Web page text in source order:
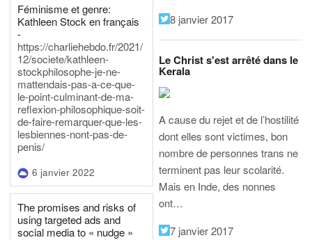
Féminisme et genre:
Kathleen Stock en français
-
https://charliehebdo.fr/2021/
12/societe/kathleen-
stockphilosophe-je-ne-
mattendais-pas-a-ce-que-
le-point-culminant-de-ma-
reflexion-philosophique-soit-
de-faire-remarquer-que-les-
lesbiennes-nont-pas-de-
penis/
6 janvier 2022
The promises and risks of
using targeted ads and
social media to « nudge »
8 janvier 2017
Le Christ s'est arrêté dans le
Kerala
A cause du rejet et de l’hostilité
dont elles sont victimes, bon
nombre de personnes trans ne
terminent pas leur scolarité.
Mais en Inde, des nonnes
ont…
7 janvier 2017